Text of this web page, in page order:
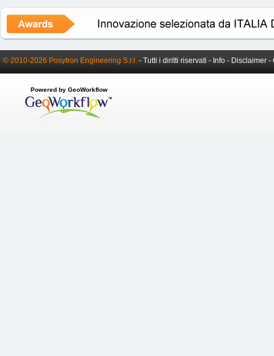
© 2010-2026 Posytron Engineering S.r.l. - Tutti i diritti riservati - Info - Disclaimer -
Powered by GeoWorkflow